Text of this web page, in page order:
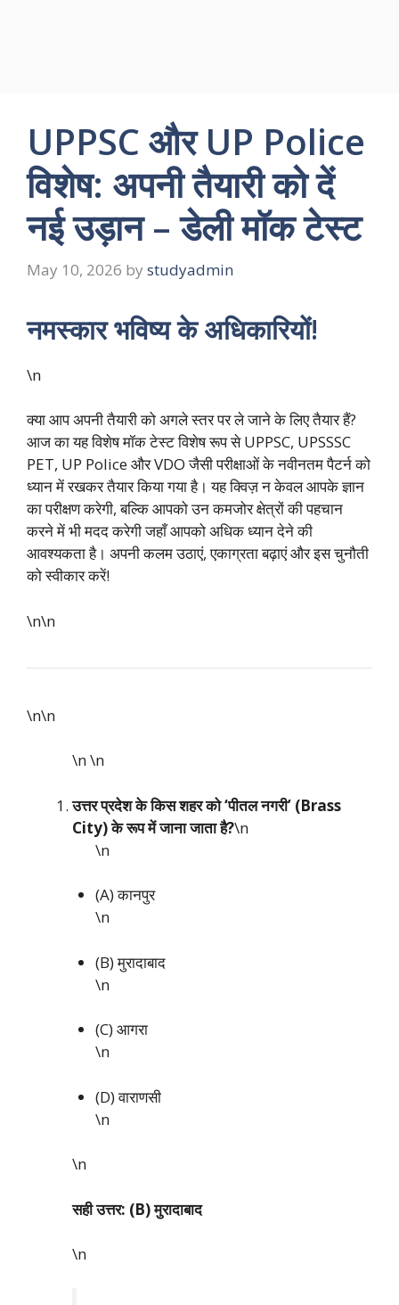
UPPSC और UP Police
विशेष: अपनी तैयारी को दें
नई उड़ान – डेली मॉक टेस्ट
May 10, 2026 by studyadmin
नमस्कार भविष्य के अधिकारियों!
\n
क्या आप अपनी तैयारी को अगले स्तर पर ले जाने के लिए तैयार हैं?
आज का यह विशेष मॉक टेस्ट विशेष रूप से UPPSC, UPSSSC
PET, UP Police और VDO जैसी परीक्षाओं के नवीनतम पैटर्न को
ध्यान में रखकर तैयार किया गया है। यह क्विज़ न केवल आपके ज्ञान
का परीक्षण करेगी, बल्कि आपको उन कमजोर क्षेत्रों की पहचान
करने में भी मदद करेगी जहाँ आपको अधिक ध्यान देने की
आवश्यकता है। अपनी कलम उठाएं, एकाग्रता बढ़ाएं और इस चुनौती
को स्वीकार करें!
\n\n
\n\n
\n\n
उत्तर प्रदेश के किस शहर को ‘पीतल नगरी’ (Brass
City) के रूप में जाना जाता है?\n
\n
(A) कानपुर
\n
(B) मुरादाबाद
\n
(C) आगरा
\n
(D) वाराणसी
\n
\n
सही उत्तर: (B) मुरादाबाद
\n